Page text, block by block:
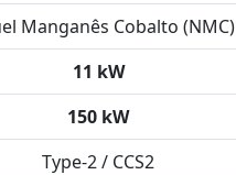
Manganês Cobalto (NMC)
11 kW
150 kW
Type-2 / CCS2